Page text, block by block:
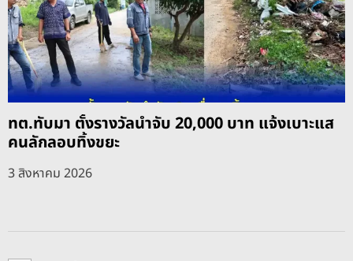
ทต.ทับมา ตั้งรางวัลนำจับ 20,000 บาท แจ้งเบาะแส
คนลักลอบทิ้งขยะ
3 สิงหาคม 2026